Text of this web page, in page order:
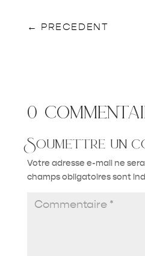
← PRECEDENT
0
Soumettre un
Votre adresse e-mail ne
champs obligatoires sont